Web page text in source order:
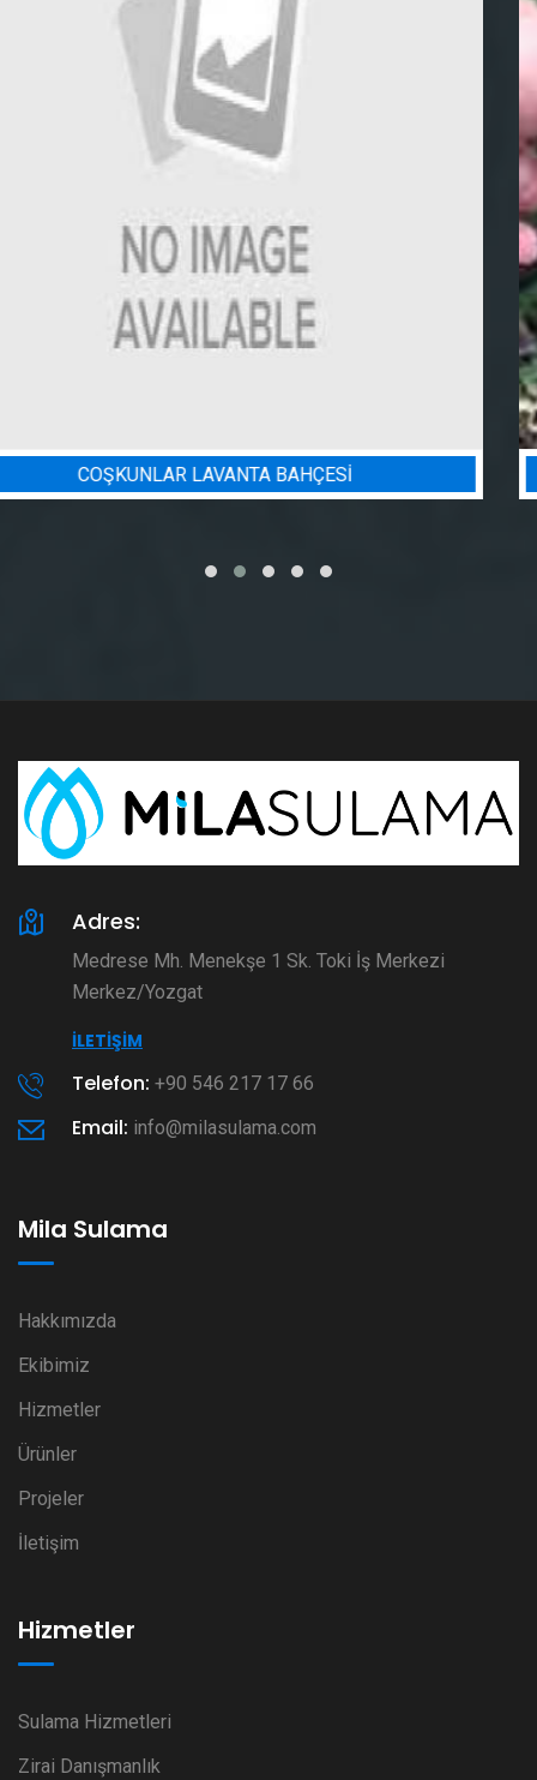
BADEM BAHÇESI SULAMA PROJESI
Adres:
Medrese Mh. Menekşe 1 Sk. Toki İş Merkezi
Merkez/Yozgat
İLETIŞIM
Telefon: +90 546 217 17 66
Email: info@milasulama.com
Mila Sulama
Hakkımızda
Ekibimiz
Hizmetler
Ürünler
Projeler
İletişim
Hizmetler
Sulama Hizmetleri
Zirai Danışmanlık